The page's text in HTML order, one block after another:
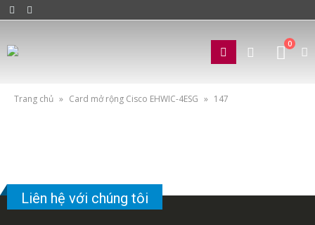
0
Trang chủ » Card mở rộng Cisco EHWIC-4ESG » 147
Liên hệ với chúng tôi